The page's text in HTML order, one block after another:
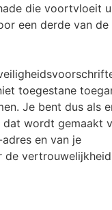
die voortvloeit
een derde van de
toegestane
Je bent dus als
wordt gemaakt
en van je
de vertrouwelijkheid